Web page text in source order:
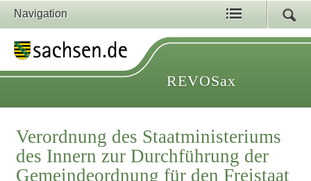
Navigation
REVOSax
Verordnung des Staatministeriums
des Innern zur Durchführung der
Gemeindeordnung für den Freistaat